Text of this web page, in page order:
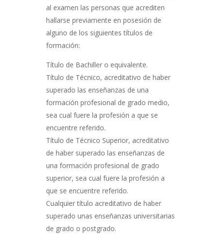
al examen las personas que acrediten
hallarse previamente en posesión de
alguno de los siguientes títulos de
formación:
Título de Bachiller o equivalente.
Título de Técnico, acreditativo de haber
superado las enseñanzas de una
formación profesional de grado medio,
sea cual fuere la profesión a que se
encuentre referido.
Título de Técnico Superior, acreditativo
de haber superado las enseñanzas de
una formación profesional de grado
superior, sea cual fuere la profesión a
que se encuentre referido.
Cualquier título acreditativo de haber
superado unas enseñanzas universitarias
de grado o postgrado.